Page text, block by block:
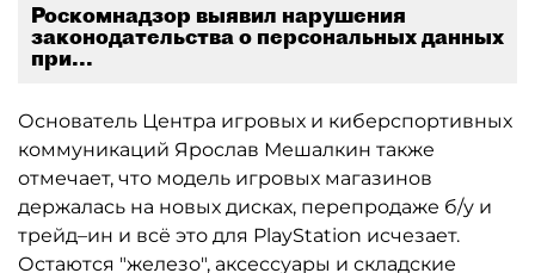
Роскомнадзор выявил нарушения
законодательства о персональных данных
при...
Основатель Центра игровых и киберспортивных
коммуникаций Ярослав Мешалкин также
отмечает, что модель игровых магазинов
держалась на новых дисках, перепродаже б/у и
трейд–ин и всё это для PlayStation исчезает.
Остаются "железо", аксессуары и складские